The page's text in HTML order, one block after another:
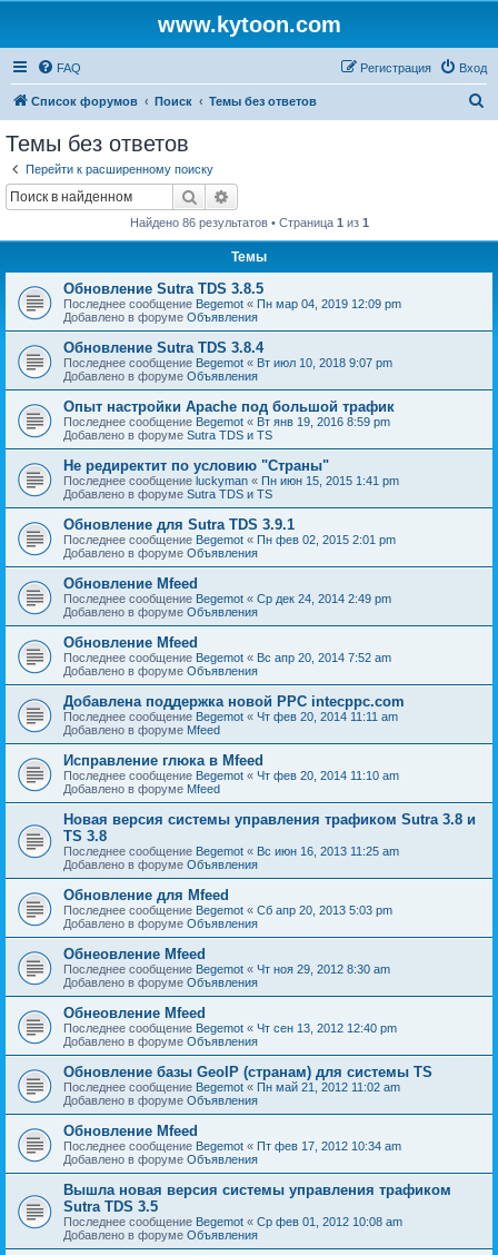
www.kytoon.com
FAQ Вход
Регистрация
Список форумов Поиск Темы без ответов
Темы без ответов
Перейти к расширенному поиску
Поиск
Найдено 86 результатов • Страница 1 из 1
Темы
Обновление Sutra TDS 3.8.5
Последнее сообщение Begemot « Пн мар 04, 2019 12:09 pm
Добавлено в форуме Объявления
Обновление Sutra TDS 3.8.4
Последнее сообщение Begemot « Вт июл 10, 2018 9:07 pm
Добавлено в форуме Объявления
Опыт настройки Apache под большой трафик
Последнее сообщение Begemot « Вт янв 19, 2016 8:59 pm
Добавлено в форуме Sutra TDS и TS
Не редиректит по условию "Страны"
Последнее сообщение luckyman « Пн июн 15, 2015 1:41 pm
Добавлено в форуме Sutra TDS и TS
Обновление для Sutra TDS 3.9.1
Последнее сообщение Begemot « Пн фев 02, 2015 2:01 pm
Добавлено в форуме Объявления
Обновление Mfeed
Последнее сообщение Begemot « Ср дек 24, 2014 2:49 pm
Добавлено в форуме Объявления
Обновление Mfeed
Последнее сообщение Begemot « Вс апр 20, 2014 7:52 am
Добавлено в форуме Объявления
Добавлена поддержка новой PPC intecppc.com
Последнее сообщение Begemot « Чт фев 20, 2014 11:11 am
Добавлено в форуме Mfeed
Исправление глюка в Mfeed
Последнее сообщение Begemot « Чт фев 20, 2014 11:10 am
Добавлено в форуме Mfeed
Новая версия системы управления трафиком Sutra 3.8 и
TS 3.8
Последнее сообщение Begemot « Вс июн 16, 2013 11:25 am
Добавлено в форуме Объявления
Обновление для Mfeed
Последнее сообщение Begemot « Сб апр 20, 2013 5:03 pm
Добавлено в форуме Объявления
Обнеовление Mfeed
Последнее сообщение Begemot « Чт ноя 29, 2012 8:30 am
Добавлено в форуме Объявления
Обнеовление Mfeed
Последнее сообщение Begemot « Чт сен 13, 2012 12:40 pm
Добавлено в форуме Объявления
Обновление базы GeoIP (странам) для системы TS
Последнее сообщение Begemot « Пн май 21, 2012 11:02 am
Добавлено в форуме Объявления
Обновление Mfeed
Последнее сообщение Begemot « Пт фев 17, 2012 10:34 am
Добавлено в форуме Объявления
Вышла новая версия системы управления трафиком
Sutra TDS 3.5
Последнее сообщение Begemot « Ср фев 01, 2012 10:08 am
Добавлено в форуме Объявления